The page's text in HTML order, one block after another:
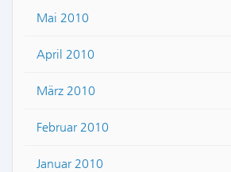
Mai 2010
April 2010
März 2010
Februar 2010
Januar 2010